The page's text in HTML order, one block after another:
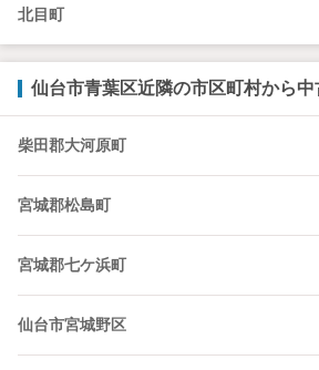
北目町
仙台市青葉区近隣の市区町村から
柴田郡大河原町
宮城郡松島町
宮城郡七ケ浜町
仙台市宮城野区